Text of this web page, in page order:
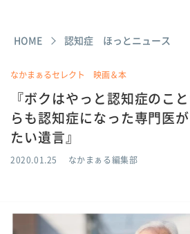
HOME 認知症 ほっとニュース
なかまぁるセレクト 映画＆本
『ボクはやっと認知症のこ
らも認知症になった専門医
たい遺言』
2020.01.25 なかまぁる編集部